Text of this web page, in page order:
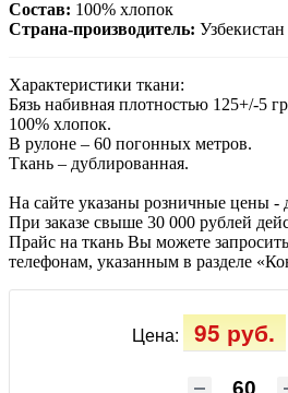
Состав: 100% хлопок
Страна-производитель: Узбекистан
Характеристики ткани:
Бязь набивная плотностью 125+/-5
100% хлопок.
В рулоне – 60 погонных метров.
Ткань – дублированная.
На сайте указаны розничные цены -
При заказе свыше 30 000 рублей
Прайс на ткань Вы можете
телефонам, указанным в разделе
Цена: 95 руб.